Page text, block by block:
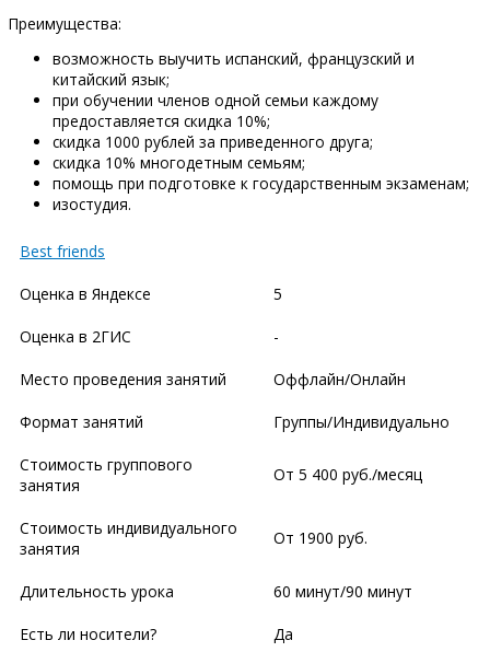
Преимущества:
возможность выучить испанский, французский и
китайский язык;
при обучении членов одной семьи каждому
предоставляется скидка 10%;
скидка 1000 рублей за приведенного друга;
скидка 10% многодетным семьям;
помощь при подготовке к государственным экзаменам;
изостудия.
Best friends
Оценка в Яндексе 5
Оценка в 2ГИС -
Место проведения занятий Оффлайн/Онлайн
Формат занятий Группы/Индивидуально
Стоимость группового
занятия
От 5 400 руб./месяц
Стоимость индивидуального
занятия
От 1900 руб.
Длительность урока 60 минут/90 минут
Есть ли носители? Да